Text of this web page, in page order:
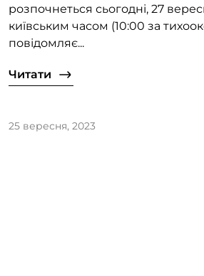
розпочнеться сьогодні, 27
київським часом (10:00 за
повідомляє...
Читати
25 вересня, 2023